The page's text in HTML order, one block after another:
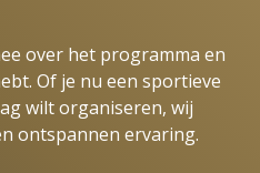
over het programma en
Of je nu een sportieve
wilt organiseren, wij
ontspannen ervaring.